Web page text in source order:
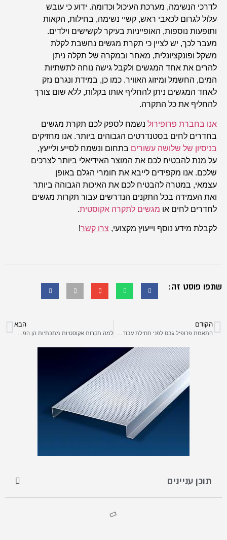
לדרכי הנשימה, מערכת העיכול וכדומה. ידוע כי עובש
עלול לגרום לכאבי ראש, קשיי נשימה, בחילות, הקאות
ותופעות נוספות, האופייניות בעיקר לקשישים וילדים.
מעבר לכך, יש לציין כי תקרת מגשים נחשבת לקלת
משקל ופונקציונלית, מאחר ובמקרה של תקלה ניתן
להרים את אחד המגשים ולקבל גישה נוחה לתשתיות
המים, החשמל ומיזוג האוויר. כמו כן, במידת ונגרם נזק
לאחד המגשים ניתן להחליף אותו בקלות, ללא שום צורך
להחליף את כל התקרה.
אנו בחברת פרופירול נשמח לספק לכם תקרת מגשים
בחדרים לחים בסטנדרטים הגבוהים ביותר. אנו מחזיקים
בניסיון של שלושה עשורים בתחום ונשמח לסייע ולייעץ,
על מנת להבטיח לכם את המוצר האידיאלי ביותר לצרכים
שלכם. אנו מקפידים לייבא את חומרי הגלם באופן
עצמאי, במטרה להבטיח לכם את האיכות הגבוהה ביותר
ואת העמידה בכל התקנים הנדרשים עבור תקרות מגשים
לחדרים לחים או מגשים לתקרה אקוסטית.
לקבלת מידע נוסף וייעוץ מקצועי, צרו קשר!
שתפו פוסט זה:
הקודם הבא
תוכן עניינים